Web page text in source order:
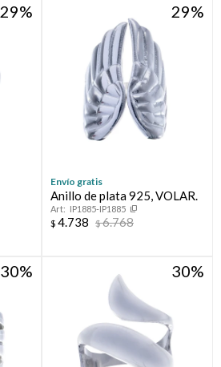
29 29
Envío gratis
Anillo de plata 925, VOLAR.
IP1885-IP1885
$ 4.738 $6.768
30 30